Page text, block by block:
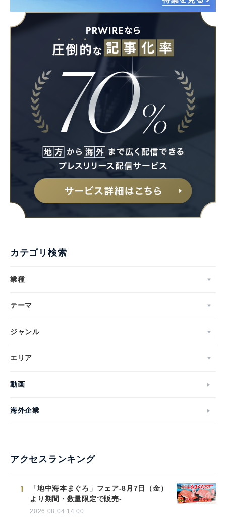
カテゴリ検索
業種
テーマ
ジャンル
エリア
動画
海外企業
アクセスランキング
1
「地中海本まぐろ」フェア-8月7日（金）
より期間・数量限定で販売-
2026.08.04 14:00